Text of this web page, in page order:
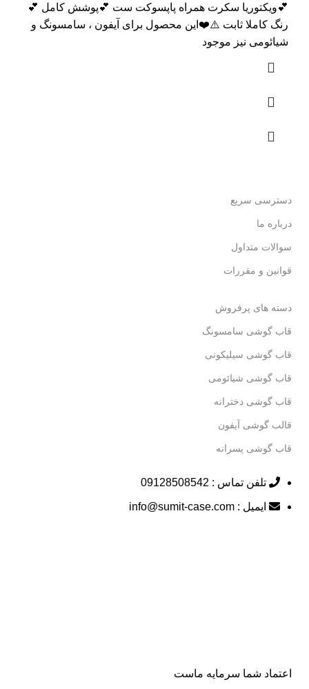
💕ویکتوریا سکرت همراه پاپسوکت ست 💕پوشش کامل 💕
رنگ کاملا ثابت ⚠️❤️این محصول برای آیفون ، سامسونگ و
شیائومی نیز موجود
دسترسی سریع
درباره ما
سوالات متداول
قوانین و مقررات
دسته های پرفروش
قاب گوشی سامسونگ
قاب گوشی سیلیکونی
قاب گوشی شیائومی
قاب گوشی دخترانه
قالب گوشی آیفون
قاب گوشی پسرانه
تلفن تماس : 09128508542
ایمیل : info@sumit-case.com
اعتماد شما سرمایه ماست